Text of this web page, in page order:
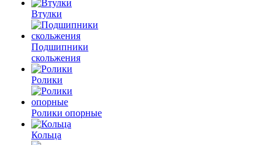
Втулки
Подшипники
скольжения
Ролики
Ролики опорные
Кольца